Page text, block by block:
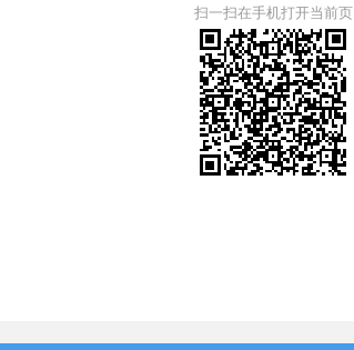
扫一扫在手机打开当前页